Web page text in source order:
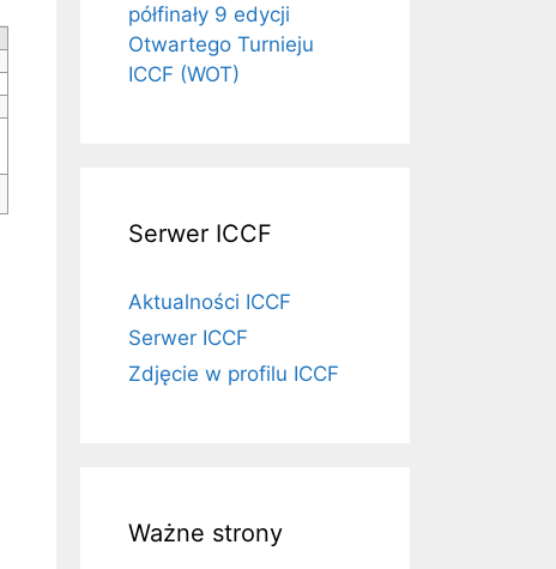
półfinały 9 edycji
Otwartego Turnieju
ICCF (WOT)
Serwer ICCF
Aktualności ICCF
Serwer ICCF
Zdjęcie w profilu ICCF
Ważne strony